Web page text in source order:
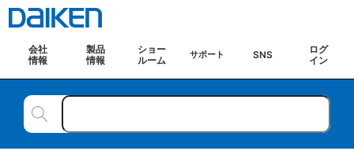
会社
情報
製品
情報
ショー
ルーム
サポート SNS
ログ
イン